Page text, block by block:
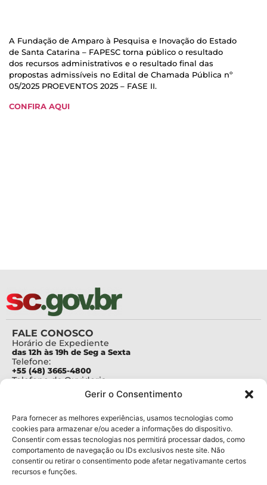
Gerir o Consentimento
Para fornecer as melhores experiências, usamos tecnologias como
cookies para armazenar e/ou aceder a informações do dispositivo.
Consentir com essas tecnologias nos permitirá processar dados, como
comportamento de navegação ou IDs exclusivos neste site. Não
consentir ou retirar o consentimento pode afetar negativamante certos
recursos e funções.
A Fundação de Amparo à Pesquisa e Inovação do Estado
de Santa Catarina – FAPESC torna público o resultado
dos recursos administrativos e o resultado final das
propostas admissíveis no Edital de Chamada Pública nº
05/2025 PROEVENTOS 2025 – FASE II.
CONFIRA AQUI
FALE CONOSCO
Horário de Expediente
das 12h às 19h de Seg a Sexta
Telefone:
+55 (48) 3665-4800
Telefone da Ouvidoria
Para assuntos relacionados à Pesquisa
pesquisa@fapesc.sc.gov.br
Para assuntos relacionados à Inovação
inovacao@fapesc.sc.gov.br
Para assuntos relacionados à Bolsas
bolsas@fapesc.sc.gov.br
Para assuntos relacionados à Prestação de Contas